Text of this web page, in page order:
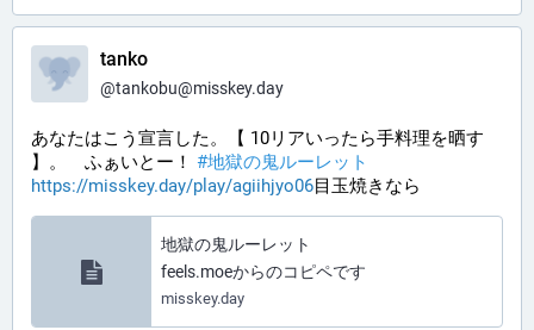
tanko
@tankobu@misskey.day
あなたはこう宣言した。【 10リアいったら手料理を晒す
】。 ふぁいとー！ #地獄の鬼ルーレット
https://misskey.day/play/agiihjyo06目玉焼きなら
地獄の鬼ルーレット
feels.moeからのコピペです
misskey.day